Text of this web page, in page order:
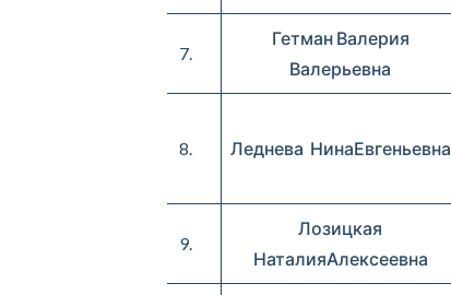
7.
Гетман Валерия
Валерьевна
8. Леднева НинаЕвгеньевна
9.
Лозицкая
НаталияАлексеевна